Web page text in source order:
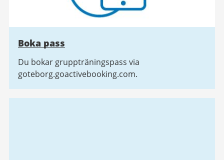
Boka pass
Du bokar gruppträningspass via
goteborg.goactivebooking.com.